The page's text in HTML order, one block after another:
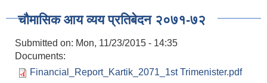
चौमासिक आय व्यय प्रतिबेदन २०७१-७२
Submitted on: Mon, 11/23/2015 - 14:35
Documents:
Financial_Report_Kartik_2071_1st Trimenister.pdf